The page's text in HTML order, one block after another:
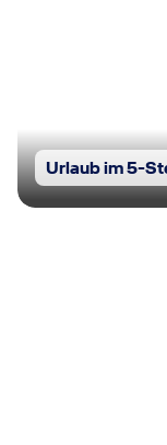
Urlaub im 5-